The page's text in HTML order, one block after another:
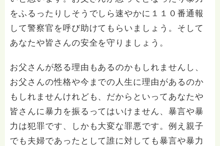
をふるったりしそうでしら速やかに１１０番通報
して警察官を呼び助けてもらいましょう。そして
あなたや皆さんの安全を守りましょう。
お父さんが怒る理由もあるのかもしれませんし、
お父さんの性格や今までの人生に理由があるのか
もしれませんけれども、だからといってあなたや
皆さんに暴力を振るってはいけません、暴言や暴
力は犯罪です、しかも大変な罪悪です。例え親子
でも夫婦であったとして誰に対しても暴言や暴力